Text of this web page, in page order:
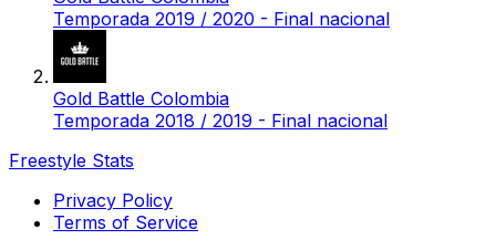
Temporada 2019 / 2020 - Final nacional
Gold Battle Colombia
Temporada 2018 / 2019 - Final nacional
Freestyle Stats
Privacy Policy
Terms of Service